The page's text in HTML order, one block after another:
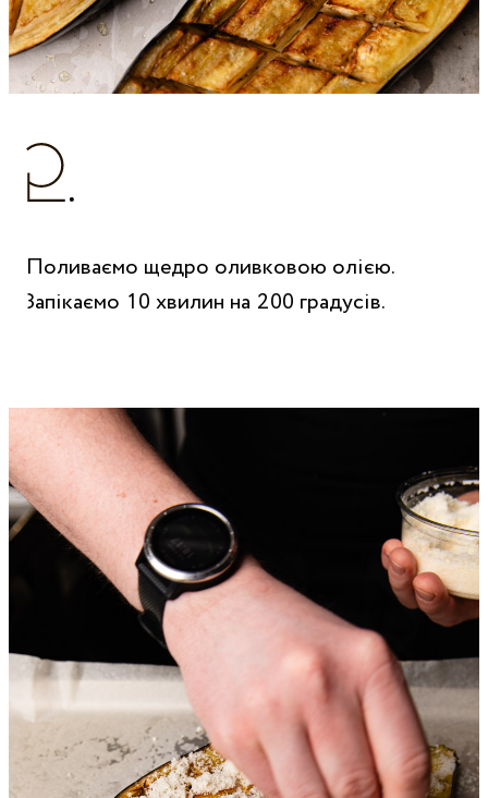
Поливаємо щедро оливковою олією.
Запікаємо 10 хвилин на 200 градусів.